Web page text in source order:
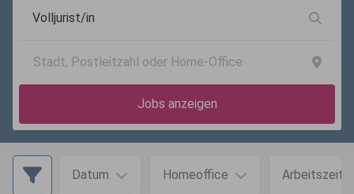
Jobs anzeigen
Datum Homeoffice Arbeitszeit